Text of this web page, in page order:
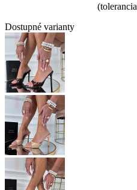
(tolerancia
Dostupné varianty